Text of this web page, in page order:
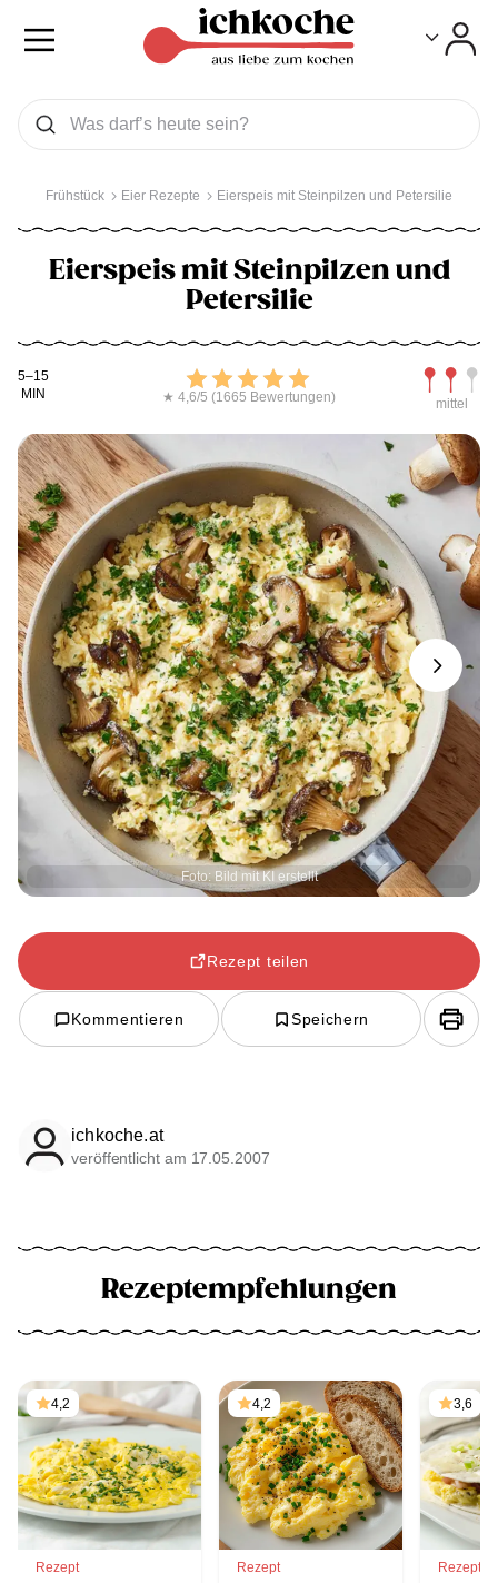
Was wollen Sie suchen
Suchen
Frühstück Eier Rezepte Eierspeis mit Steinpilzen und Petersilie
Eierspeis mit Steinpilzen und
Petersilie
Kochdauer
5–15
MIN
Bewerten
★ 4,6/5 (1665 Bewertungen) mittel
Foto: Bild mit KI erstellt
Next
Rezept teilen
Kommentieren Speichern
ichkoche.at
veröffentlicht am 17.05.2007
Rezeptempfehlungen
4,2
Rezept
4,2
Rezept
3,6
Rezept